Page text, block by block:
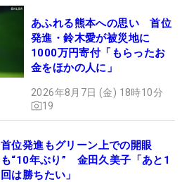
あふれる熊本への思い 首位
発進・鈴木愛が被災地に
1000万円寄付「もらったお
金をほかの人に」
2026年8月7日 (金) 18時10分
19
首位発進もグリーン上での開眼
も“10年ぶり” 金田久美子「あと1
回は勝ちたい」